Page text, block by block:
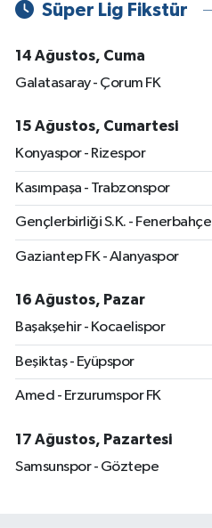
Süper Lig Fikstür
14 Ağustos, Cuma
Galatasaray - Çorum FK
15 Ağustos, Cumartesi
Konyaspor - Rizespor
Kasımpaşa - Trabzonspor
Gençlerbirliği S.K. - Fenerbahçe
Gaziantep FK - Alanyaspor
16 Ağustos, Pazar
Başakşehir - Kocaelispor
Beşiktaş - Eyüpspor
Amed - Erzurumspor FK
17 Ağustos, Pazartesi
Samsunspor - Göztepe